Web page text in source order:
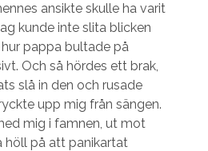
ansikte skulle ha varit
kunde inte slita blicken
pappa bultade på
Och så hördes ett brak,
slå in den och rusade
upp mig från sängen.
mig i famnen, ut mot
höll på att panikartat